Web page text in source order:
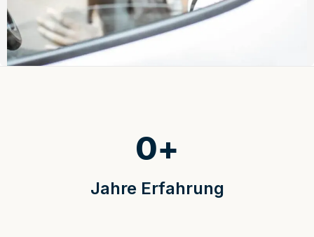
Jahre Erfahrung
0+